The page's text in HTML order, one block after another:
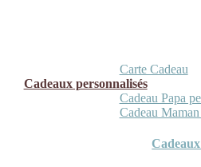
Carte Cadeau
Cadeaux personnalisés
Cadeau Papa
Cadeau